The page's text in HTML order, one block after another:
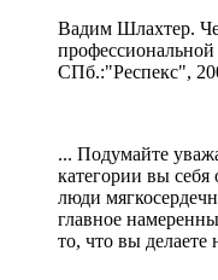
Вадим Шлахтер.
СПб.:"Респекс",
... Подумайте
категории вы
люди
главное
то, что вы